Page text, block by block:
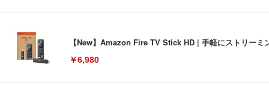
【New】Amazon Fire TV Stick HD | 手軽にストリー
￥6,980